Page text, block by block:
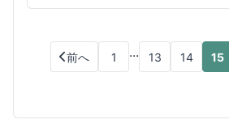
前へ 1 ... 13 14 15